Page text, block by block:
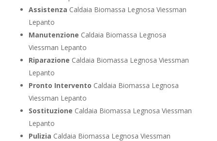
Assistenza Caldaia Biomassa Legnosa Viessman
Lepanto
Manutenzione Caldaia Biomassa Legnosa
Viessman Lepanto
Riparazione Caldaia Biomassa Legnosa Viessman
Lepanto
Pronto Intervento Caldaia Biomassa Legnosa
Viessman Lepanto
Sostituzione Caldaia Biomassa Legnosa Viessman
Lepanto
Pulizia Caldaia Biomassa Legnosa Viessman